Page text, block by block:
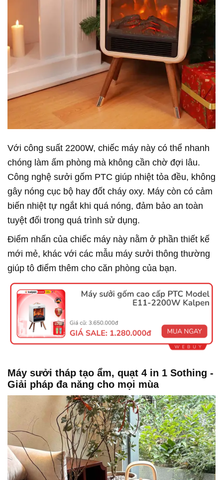
Với công suất 2200W, chiếc máy này có thể nhanh
chóng làm ấm phòng mà không cần chờ đợi lâu.
Công nghệ sưởi gốm PTC giúp nhiệt tỏa đều, không
gây nóng cục bộ hay đốt cháy oxy. Máy còn có cảm
biến nhiệt tự ngắt khi quá nóng, đảm bảo an toàn
tuyệt đối trong quá trình sử dụng.
Điểm nhấn của chiếc máy này nằm ở phần thiết kế
mới mẻ, khác với các mẫu máy sưởi thông thường
giúp tô điểm thêm cho căn phòng của bạn.
Máy sưởi tháp tạo ẩm, quạt 4 in 1 Sothing -
Giải pháp đa năng cho mọi mùa